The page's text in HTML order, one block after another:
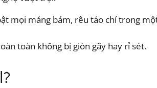
mọi mảng bám, rêu tảo chỉ trong
toàn không bị giòn gãy hay rỉ sét.